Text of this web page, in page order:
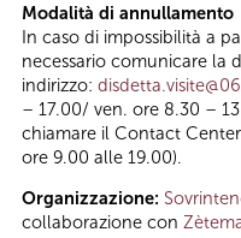
Modalità di annullamento
In caso di impossibilità a
necessario comunicare la
indirizzo:
– 17.00/ ven. ore 8.30 –
chiamare il Contact
ore 9.00 alle 19.00).
Organizzazione:
collaborazione con